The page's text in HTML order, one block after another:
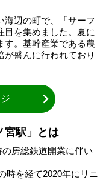
海辺の町で、「サーフ
目を集めました。夏に
す。基幹産業である農
盛んに行われており
宮駅」とは
の房総鉄道開業に伴い
時を経て2020年にリニ